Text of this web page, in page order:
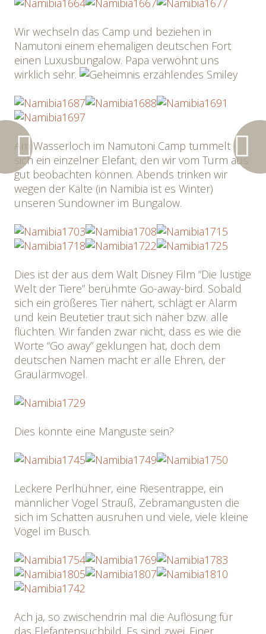
Wir wechseln das Camp und beziehen in
Namutoni einem ehemaligen deutschen Fort
einen Luxusbungalow. Papa verwöhnt uns
wirklich sehr.
Am Wasserloch im Namutoni Camp tummelt
sich ein einzelner Elefant, den wir vom Turm aus
gut beobachten können. Abends trinken wir
wegen der Kälte (in Namibia ist es Winter)
unseren Sundowner im Bungalow.
Dies ist der aus dem Walt Disney Film “Die lustige
Welt der Tiere” berühmte Go-away-bird. Sobald
sich ein größeres Tier nähert, schlägt er Alarm
und kein Beutetier traut sich näher bzw. alle
flüchten. Wir fanden zwar nicht, dass es wie die
Worte “Go away” geklungen hat, doch dem
deutschen Namen macht er alle Ehren, der
Graulärmvogel.
Dies könnte eine Manguste sein?
Leckere Perlhühner, eine Riesentrappe, ein
männlicher Vogel Strauß, Zebramangusten die
sich im Schatten ausruhen und viele, viele kleine
Vögel im Busch.
Ach ja, so zwischendrin mal die Auflösung für
das Elefantensuchbild. Es sind zwei. Einer